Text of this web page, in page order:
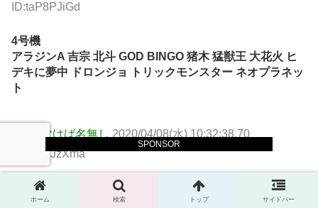
SPONSOR
ID:taP8PJiGd
4号機
アラジンA 吉宗 北斗 GOD BINGO 猪木 猛獣王 大花火 ヒ
デキに夢中 ドロンジョ トリックモンスター ネオプラネッ
ト
風吹けば名無し 2020/04/08(水) 10:32:38.70
ID:iUvPJzXma
ブラックジャック2 100台
ホーム 検索 トップ サイドバー